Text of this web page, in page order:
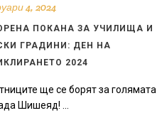
4, 2024
ПОКАНА ЗА УЧИЛИЩА И
ГРАДИНИ: ДЕН НА
2024
ще се борят за голямата
Шишеяд! ...